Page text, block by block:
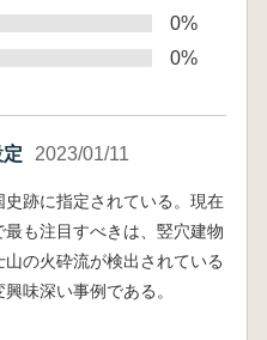
0%
0%
2023/01/11
跡に指定されている。現在
も注目すべきは、竪穴建物
の火砕流が検出されている
味深い事例である。